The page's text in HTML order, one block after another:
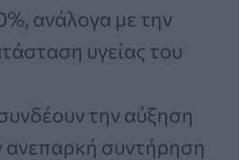
ανάλογα με την
υγείας του
την αύξηση
ανεπαρκή συντήρηση